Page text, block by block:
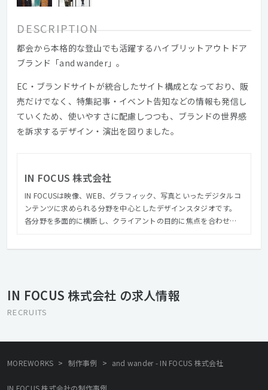
DESCRIPTION
都会から本格的な登山でも活躍するハイブリットアウトドア
ブランド「and wander」。
EC・ブランドサイトが統合したサイト構成となっており、販
売だけでなく、特集記事・イベント告知などの情報も発信し
ていくため、使いやすさに配慮しつつも、ブランドの世界感
を訴求するデザイン・演出を図りました。
IN FOCUS 株式会社
IN FOCUSは映像、WEB、グラフィック、写真といったデジタルコ
ンテンツに求められる分野を中心としたデザインスタジオです。
各分野を多面的に横断し、クライアントの目的に焦点を合わせた
れぞれの部署ごとの制作だけでなく、ブランディングやプランニ
ングなど全体を見据えた総合的なクリエイティブを実施し、クオ
ラリーとしても運営をしており年間を通じて多くのクリエイター
FOCUSは創立10年目を迎えることができました。 次の10年に進む
IN FOCUS 株式会社 の求人情報
RECRUITS
MOREWORKS > 制作事例 > and wander - IN FOCUS 株式会社
IN FOCUS 株式会社の制作事例